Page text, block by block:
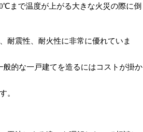
まで温度が上がる大きな火災の際に倒
耐震性、耐火性に非常に優れていま
的な一戸建てを造るにはコストが掛か
。